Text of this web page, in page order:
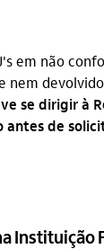
em não
nem
se dirigir à
antes de
Instituição